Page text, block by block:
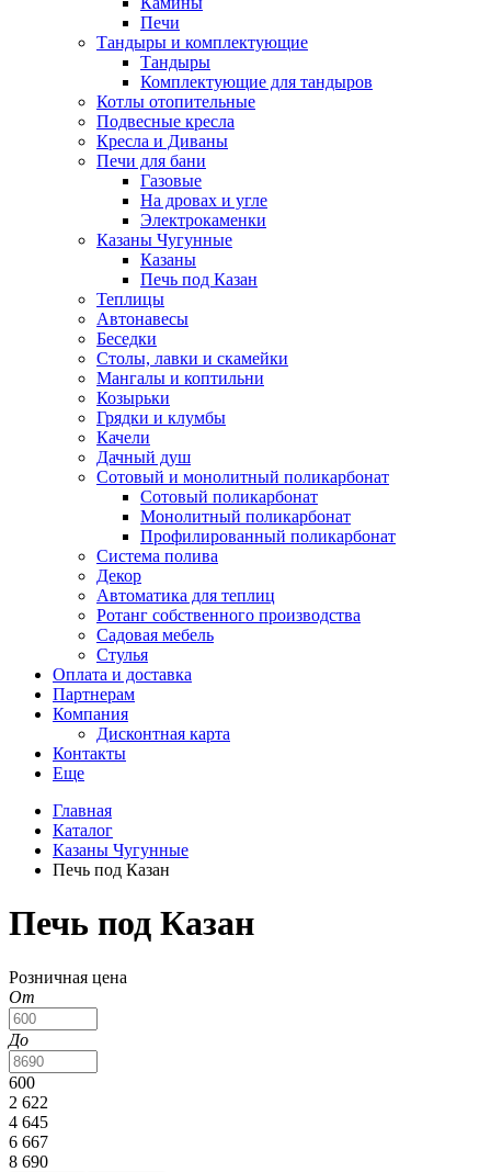
Печи
Тандыры и комплектующие
Тандыры
Комплектующие для тандыров
Котлы отопительные
Подвесные кресла
Кресла и Диваны
Печи для бани
Газовые
На дровах и угле
Электрокаменки
Казаны Чугунные
Казаны
Печь под Казан
Теплицы
Автонавесы
Беседки
Столы, лавки и скамейки
Мангалы и коптильни
Козырьки
Грядки и клумбы
Качели
Дачный душ
Сотовый и монолитный поликарбонат
Сотовый поликарбонат
Монолитный поликарбонат
Профилированный поликарбонат
Система полива
Декор
Автоматика для теплиц
Ротанг собственного производства
Садовая мебель
Стулья
Оплата и доставка
Партнерам
Компания
Дисконтная карта
Контакты
Еще
Главная
Каталог
Казаны Чугунные
Печь под Казан
Печь под Казан
Розничная цена
От
До
600
2 622
4 645
6 667
8 690